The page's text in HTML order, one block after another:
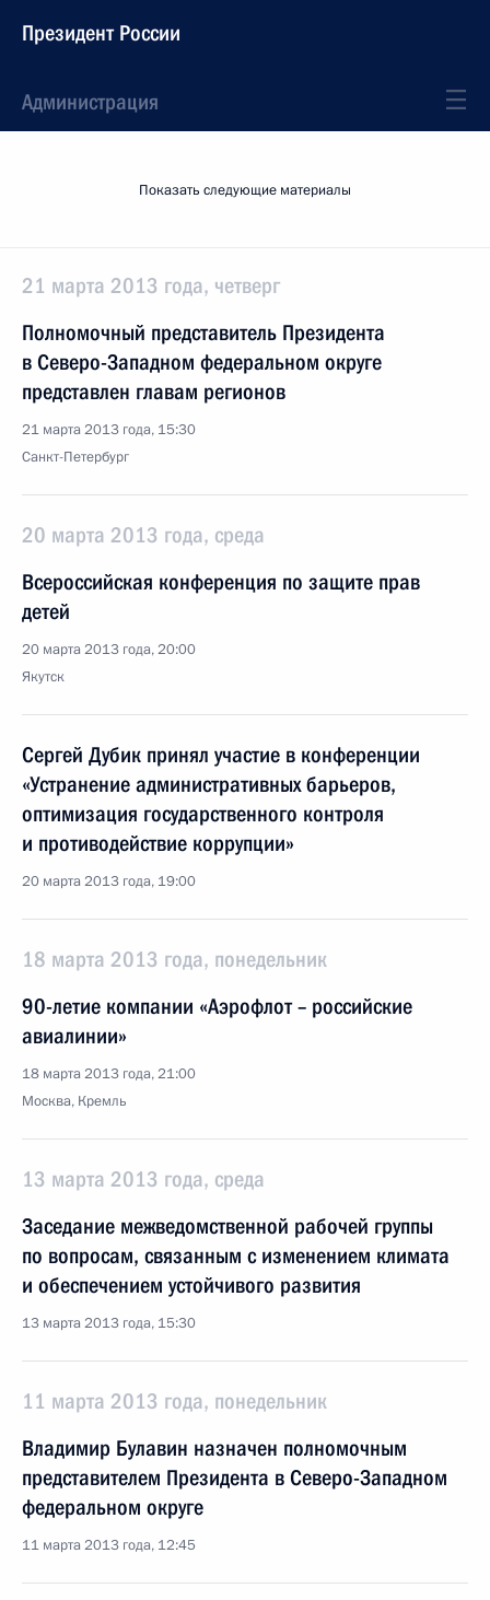
Президент России
Администрация
Показать следующие материалы
21 марта 2013 года, четверг
Полномочный представитель Президента
в Северо-Западном федеральном округе
представлен главам регионов
21 марта 2013 года, 15:30
Санкт-Петербург
20 марта 2013 года, среда
Всероссийская конференция по защите прав
детей
20 марта 2013 года, 20:00
Якутск
Сергей Дубик принял участие в конференции
«Устранение административных барьеров,
оптимизация государственного контроля
и противодействие коррупции»
20 марта 2013 года, 19:00
18 марта 2013 года, понедельник
90-летие компании «Аэрофлот – российские
авиалинии»
18 марта 2013 года, 21:00
Москва, Кремль
13 марта 2013 года, среда
Заседание межведомственной рабочей группы
по вопросам, связанным с изменением климата
и обеспечением устойчивого развития
13 марта 2013 года, 15:30
11 марта 2013 года, понедельник
Владимир Булавин назначен полномочным
представителем Президента в Северо-Западном
федеральном округе
11 марта 2013 года, 12:45